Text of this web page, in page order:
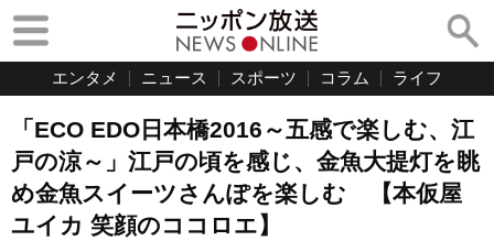
エンタメ ニュース スポーツ コラム ライフ
「ECO EDO日本橋2016～五感で楽しむ、江
戸の涼～」江戸の頃を感じ、金魚大提灯を眺
め金魚スイーツさんぽを楽しむ 【本仮屋
ユイカ 笑顔のココロエ】